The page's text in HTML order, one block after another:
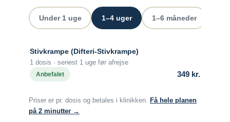
Mere viden om
Lommebogen – Din korte rejseguide
Peru
Sri Lanka
Under 1 uge 1–4 uger 1–6 måneder
Stivkrampe (Difteri-Stivkrampe)
1 dosis · senest 1 uge før afrejse
Anbefalet
349 kr.
Priser er pr. dosis og betales i klinikken. Få hele planen
på 2 minutter →